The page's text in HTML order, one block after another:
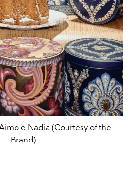
e Nadia (Courtesy of the
Brand)